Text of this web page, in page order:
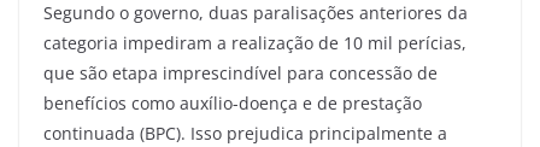
Segundo o governo, duas paralisações anteriores da
categoria impediram a realização de 10 mil perícias,
que são etapa imprescindível para concessão de
benefícios como auxílio-doença e de prestação
continuada (BPC). Isso prejudica principalmente a